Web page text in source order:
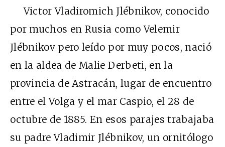
Victor Vladiromich Jlébnikov, conocido
por muchos en Rusia como Velemir
Jlébnikov pero leído por muy pocos, nació
en la aldea de Malie Derbeti, en la
provincia de Astracán, lugar de encuentro
entre el Volga y el mar Caspio, el 28 de
octubre de 1885. En esos parajes trabajaba
su padre Vladimir Jlébnikov, un ornitólogo